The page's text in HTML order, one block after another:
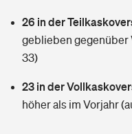
Sie haben Fragen?
Restkreditversicherung
Zur Übersicht
Tools
Hundehalter-Haftpflicht
Handyversicherung
Tools
Wer versichert was: Jetzt
26 in der
geblieben gegenüber
33)
23 in der
höher als im Vorjahr